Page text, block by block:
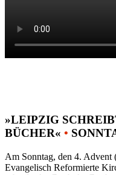
»LEIPZIG
BÜCHER« •
Am Sonntag, den 4. Advent
Evangelisch Reformierte